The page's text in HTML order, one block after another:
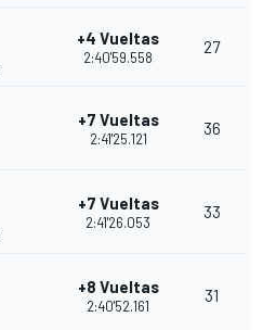
+4 Vueltas
2:40'59.558
27
+7 Vueltas
2:41'25.121
36
+7 Vueltas
2:41'26.053
33
+8 Vueltas
2:40'52.161
31